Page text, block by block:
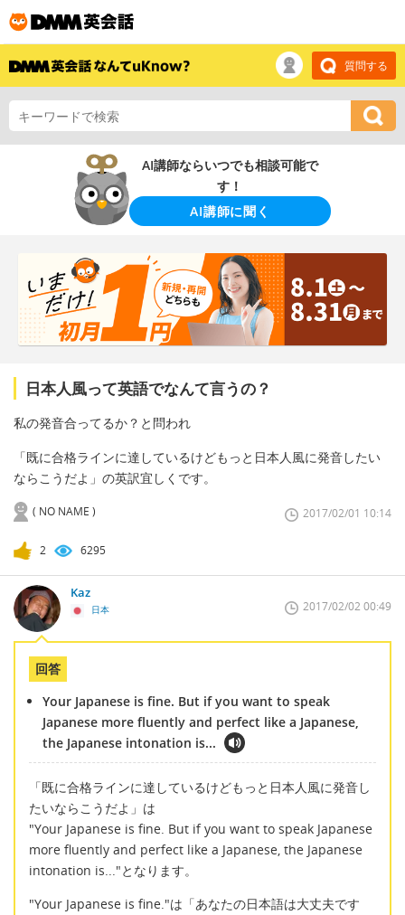
質問する
AI講師ならいつでも相談可能で
す！
AI講師に聞く
日本人風って英語でなんて言うの？
私の発音合ってるか？と問われ
「既に合格ラインに達しているけどもっと日本人風に発音したい
ならこうだよ」の英訳宜しくです。
( NO NAME ) 2017/02/01 10:14
2 6295
Kaz
日本 2017/02/02 00:49
回答
Your Japanese is fine. But if you want to speak
Japanese more fluently and perfect like a Japanese,
the Japanese intonation is...
「既に合格ラインに達しているけどもっと日本人風に発音し
たいならこうだよ」は
"Your Japanese is fine. But if you want to speak Japanese
more fluently and perfect like a Japanese, the Japanese
intonation is..."となります。
"Your Japanese is fine."は「あなたの日本語は大丈夫です